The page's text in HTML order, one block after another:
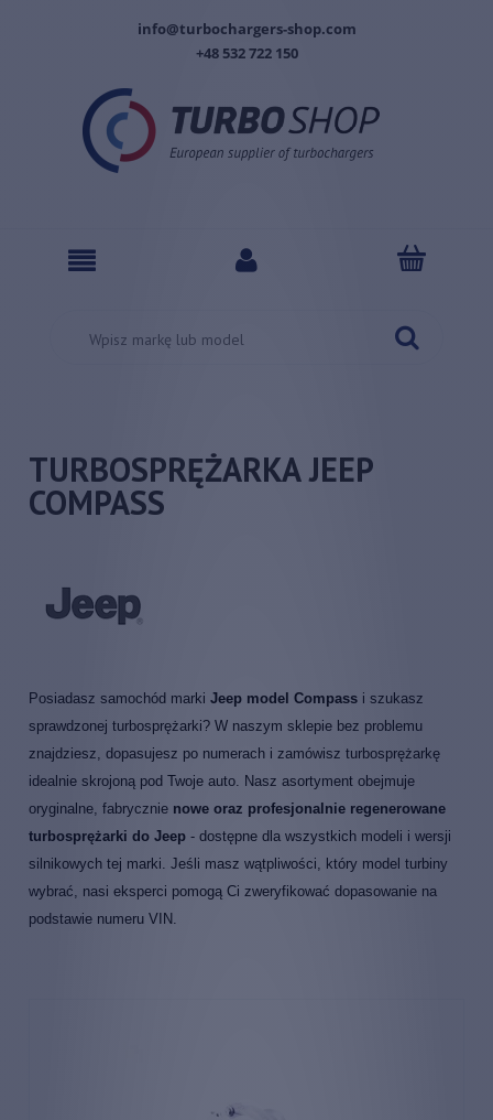
info@turbochargers-shop.com
+48 532 722 150
TURBOSPRĘŻARKA JEEP
COMPASS
Posiadasz samochód marki Jeep model Compass i szukasz
sprawdzonej turbosprężarki? W naszym sklepie bez problemu
znajdziesz, dopasujesz po numerach i zamówisz turbosprężarkę
idealnie skrojoną pod Twoje auto. Nasz asortyment obejmuje
oryginalne, fabrycznie nowe oraz profesjonalnie regenerowane
turbosprężarki do Jeep - dostępne dla wszystkich modeli i wersji
silnikowych tej marki. Jeśli masz wątpliwości, który model turbiny
wybrać, nasi eksperci pomogą Ci zweryfikować dopasowanie na
podstawie numeru VIN.